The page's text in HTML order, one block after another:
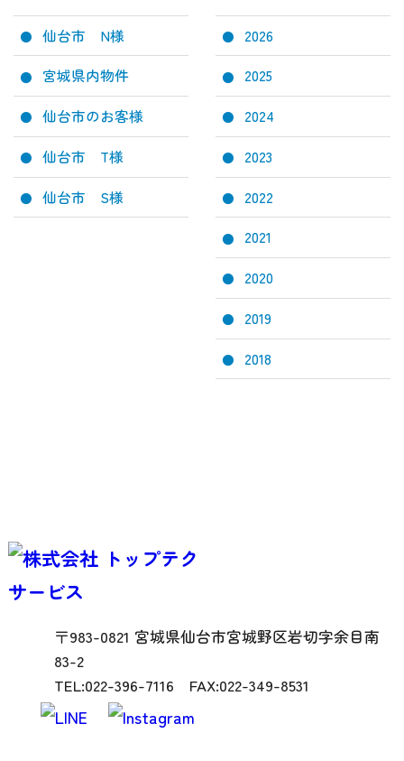
仙台市 N様
宮城県内物件
仙台市のお客様
仙台市 T様
仙台市 S様
2026
2025
2024
2023
2022
2021
2020
2019
2018
〒983-0821 宮城県仙台市宮城野区岩切字余目南
83-2
TEL:022-396-7116 FAX:022-349-8531